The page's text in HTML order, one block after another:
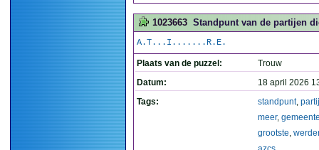
1023663 Standpunt van de partijen
A.T...I.......R.E.
Plaats van de puzzel:
Trouw
Datum:
18 april 2026
Tags:
standpunt,
meer,
grootste,